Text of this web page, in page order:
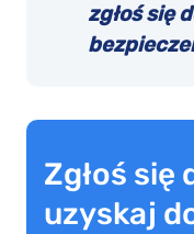
zgłoś się
Zgłoś się
uzyskaj